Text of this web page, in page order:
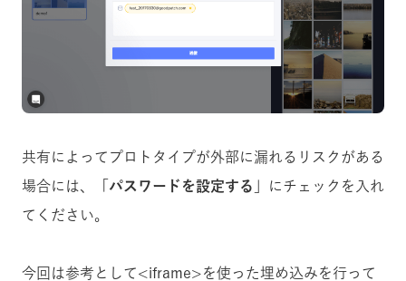
共有によってプロトタイプが外部に漏れるリスクがある
場合には、「 パスワードを設定する
」にチェックを入れ
てください。
今回は参考として<iframe>を使った埋め込みを行って